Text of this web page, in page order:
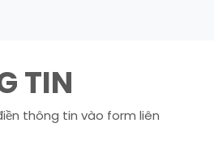
TIN
thông tin vào form liên